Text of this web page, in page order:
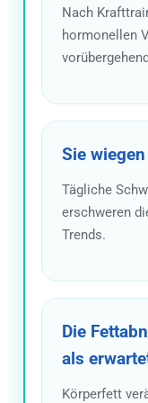
Nach
hormonellen
Sie
Tägliche
erschweren
Trends.
Die
als
Körperfett